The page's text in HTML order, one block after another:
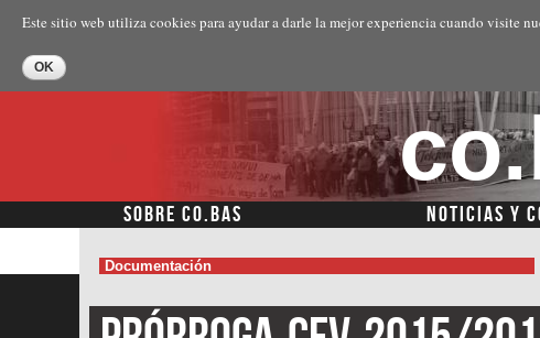
Este sitio web utiliza cookies para ayudar a darle la mejor experiencia cuando visite
SOBRE CO.BAS NOTICIAS Y
Documentación